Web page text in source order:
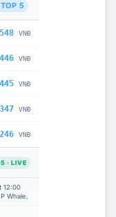
TOP 5
VNĐ
VNĐ
VNĐ
VNĐ
VNĐ
· LIVE
12:00
Whale.